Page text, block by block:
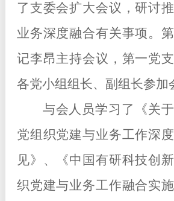
了支委会扩大会议，研讨
业务深度融合有关事项。
记李昂主持会议，第一党
各党小组组长、副组长参加
与会人员学习了《关
党组织党建与业务工作深
见》、《中国有研科技创
织党建与业务工作融合实